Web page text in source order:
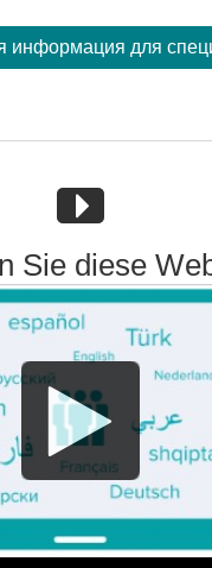
информация для
Sie diese